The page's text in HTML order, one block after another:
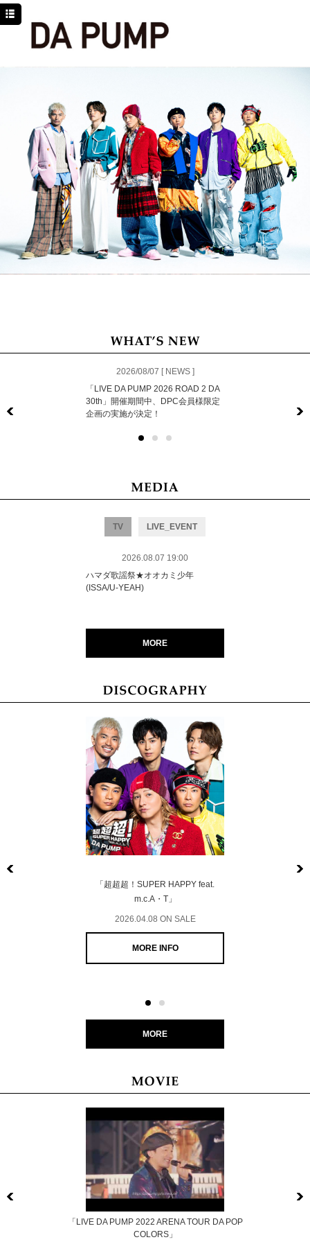
2026/08/07 [ NEWS ]
「LIVE DA PUMP 2026 ROAD 2 DA
30th」開催期間中、DPC会員様限定
企画の実施が決定！
TV LIVE_EVENT
2026.08.07 19:00
ハマダ歌謡祭★オオカミ少年
(ISSA/U-YEAH)
MORE
「超超超！SUPER HAPPY feat.
m.c.A・T」
2026.04.08 ON SALE
MORE INFO
MORE
「LIVE DA PUMP 2022 ARENA TOUR DA POP
COLORS」
NEWS
PROFILE
MOVIE
LINE
YouTube
BLOG
Facebook
Twitter
DPC